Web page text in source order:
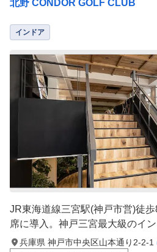
北野 CONDOR GOLF CLUB
インドア
JR東海道線三宮駅(神戸市営)徒
席に導入。神戸三宮最大級のイン
兵庫県 神戸市中央区山本通り2-2-1